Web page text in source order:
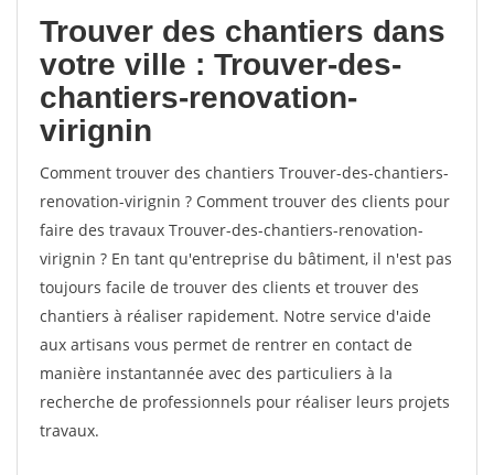
Trouver des chantiers dans
votre ville : Trouver-des-
chantiers-renovation-
virignin
Comment trouver des chantiers Trouver-des-chantiers-
renovation-virignin ? Comment trouver des clients pour
faire des travaux Trouver-des-chantiers-renovation-
virignin ? En tant qu'entreprise du bâtiment, il n'est pas
toujours facile de trouver des clients et trouver des
chantiers à réaliser rapidement. Notre service d'aide
aux artisans vous permet de rentrer en contact de
manière instantannée avec des particuliers à la
recherche de professionnels pour réaliser leurs projets
travaux.